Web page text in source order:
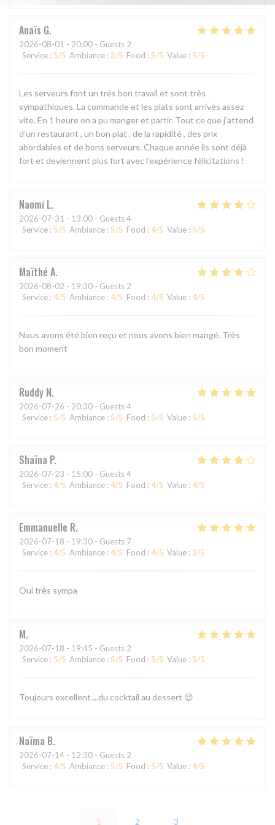
Anaïs G
2026-08-01 - 20:00 - Guests 2
Service : 5/5 Ambiance : 3/5 Food : 5/5 Value : 5/5
Les serveurs font un très bon travail et sont très
sympathiques. La commande et les plats sont arrivés assez
vite. En 1 heure on a pu manger et partir. Tout ce que j’attend
d’un restaurant , un bon plat , de la rapidité , des prix
abordables et de bons serveurs. Chaque année ils sont déjà
fort et deviennent plus fort avec l’expérience félicitations !
Naomi L
2026-07-31 - 13:00 - Guests 4
Service : 5/5 Ambiance : 5/5 Food : 4/5 Value : 5/5
Maïthé A
2026-08-02 - 19:30 - Guests 2
Service : 4/5 Ambiance : 4/5 Food : 4/5 Value : 4/5
Nous avons été bien reçu et nous avons bien mangé. Très
bon moment
Ruddy N
2026-07-26 - 20:30 - Guests 4
Service : 5/5 Ambiance : 5/5 Food : 5/5 Value : 5/5
Shaïna P
2026-07-23 - 15:00 - Guests 4
Service : 4/5 Ambiance : 4/5 Food : 4/5 Value : 4/5
Emmanuelle R
2026-07-18 - 19:30 - Guests 7
Service : 4/5 Ambiance : 4/5 Food : 4/5 Value : 3/5
Oui très sympa
M
2026-07-18 - 19:45 - Guests 2
Service : 5/5 Ambiance : 5/5 Food : 5/5 Value : 5/5
Toujours excellent....du cocktail au dessert 😌
Naïma B
2026-07-14 - 12:30 - Guests 2
Service : 4/5 Ambiance : 5/5 Food : 5/5 Value : 4/5
1 2 3